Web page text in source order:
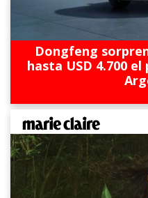
Dongfeng
hasta USD 4.700